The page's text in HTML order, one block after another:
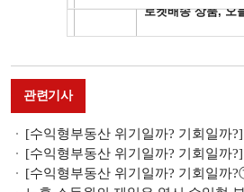
관련기사
[수익형부동산 위기일까? 기회일까?] ④그럼
[수익형부동산 위기일까? 기회일까?] ③빨간불
[수익형부동산 위기일까? 기회일까?①] 너